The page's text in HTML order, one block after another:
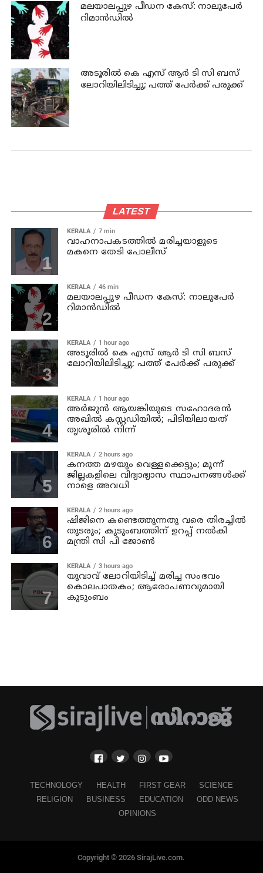
മലയാലപ്പുഴ പീഡന കേസ്: നാലുപേര്‍
റിമാന്‍ഡില്‍
അടൂരില്‍ കെ എസ് ആര്‍ ടി സി ബസ്
ലോറിയിലിടിച്ചു; പത്ത് പേര്‍ക്ക് പരുക്ക്
LATEST
KERALA 7 min
വാഹനാപകടത്തില്‍ മരിച്ചയാളുടെ
മകനെ തേടി പോലീസ്
KERALA 46 min
മലയാലപ്പുഴ പീഡന കേസ്: നാലുപേര്‍
റിമാന്‍ഡില്‍
KERALA 1 hour ago
അടൂരില്‍ കെ എസ് ആര്‍ ടി സി ബസ്
ലോറിയിലിടിച്ചു; പത്ത് പേര്‍ക്ക് പരുക്ക്
KERALA 1 hour ago
അര്‍ജുന്‍ ആയങ്കിയുടെ സഹോദരന്‍
അഖില്‍ കസ്റ്റഡിയില്‍; പിടിയിലായത്
തൃശൂരില്‍ നിന്ന്
KERALA 2 hours ago
കനത്ത മഴയും വെള്ളക്കെട്ടും; മൂന്ന്‌
ജില്ലകളിലെ വിദ്യാഭ്യാസ സ്ഥാപനങ്ങള്‍ക്ക്
നാളെ അവധി
KERALA 2 hours ago
ഷിജിനെ കണ്ടെത്തുന്നതു വരെ തിരച്ചില്‍
തുടരും; കുടുംബത്തിന് ഉറപ്പ് നല്‍കി
മന്ത്രി സി പി ജോണ്‍
KERALA 3 hours ago
യുവാവ് ലോറിയിടിച്ച് മരിച്ച സംഭവം
കൊലപാതകം; ആരോപണവുമായി
കുടുംബം
TECHNOLOGY HEALTH FIRST GEAR
SCIENCE
RELIGION
BUSINESS EDUCATION
ODD NEWS
OPINIONS
Copyright © 2026 SirajLive.com.